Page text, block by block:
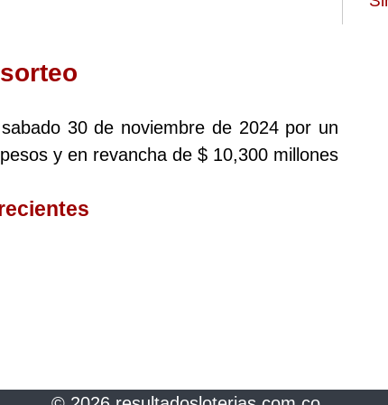
30 de noviembre de 2024 por un
y en revancha de $ 10,300 millones